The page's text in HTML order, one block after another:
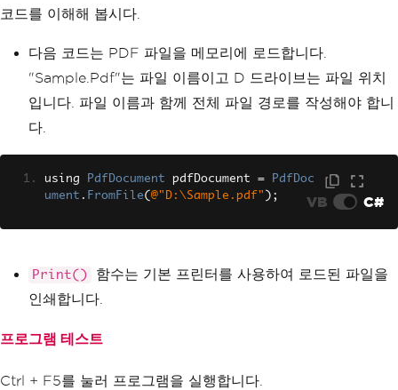
}
코드를 이해해 봅시다.
다음 코드는 PDF 파일을 메모리에 로드합니다.
"Sample.Pdf"는 파일 이름이고 D 드라이브는 파일 위치
입니다. 파일 이름과 함께 전체 파일 경로를 작성해야 합니
다.
using PdfDocument pdfDocument =
PdfDoc
ument . FromFile( @"D:\Sample.pdf" ); VB C#
Print()
함수는 기본 프린터를 사용하여 로드된 파일을
인쇄합니다.
프로그램 테스트
Ctrl + F5를 눌러 프로그램을 실행합니다.